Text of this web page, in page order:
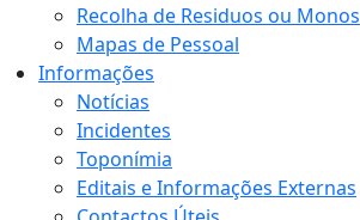
Recolha de Residuos ou Monos
Mapas de Pessoal
Informações
Notícias
Incidentes
Toponímia
Editais e Informações Externas